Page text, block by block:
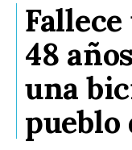
48
una
pueblo